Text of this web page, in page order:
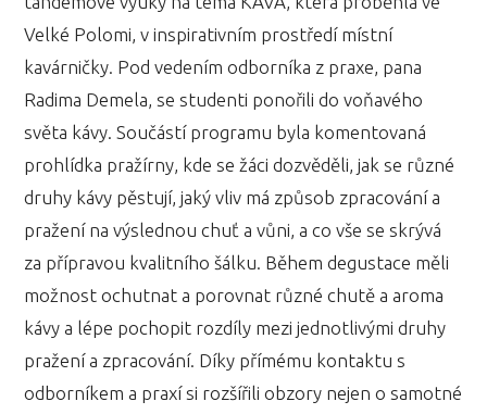
Velké Polomi, v inspirativním prostředí místní
kavárničky. Pod vedením odborníka z praxe, pana
Radima Demela, se studenti ponořili do voňavého
světa kávy. Součástí programu byla komentovaná
prohlídka pražírny, kde se žáci dozvěděli, jak se různé
druhy kávy pěstují, jaký vliv má způsob zpracování a
pražení na výslednou chuť a vůni, a co vše se skrývá
za přípravou kvalitního šálku. Během degustace měli
možnost ochutnat a porovnat různé chutě a aroma
kávy a lépe pochopit rozdíly mezi jednotlivými druhy
pražení a zpracování. Díky přímému kontaktu s
odborníkem a praxí si rozšířili obzory nejen o samotné